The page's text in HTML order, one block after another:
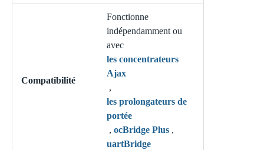
Compatibilité
Fonctionne
indépendamment ou
avec
les concentrateurs
Ajax
,
les prolongateurs de
portée
, ocBridge Plus ,
uartBridge